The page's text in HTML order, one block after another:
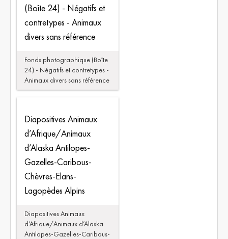
(Boîte 24) - Négatifs et
contretypes - Animaux
divers sans référence
Fonds photographique (Boîte
24) - Négatifs et contretypes -
Animaux divers sans référence
Diapositives Animaux
d’Afrique/Animaux
d’Alaska Antilopes-
Gazelles-Caribous-
Chèvres-Elans-
Lagopèdes Alpins
Diapositives Animaux
d’Afrique/Animaux d’Alaska
Antilopes-Gazelles-Caribous-